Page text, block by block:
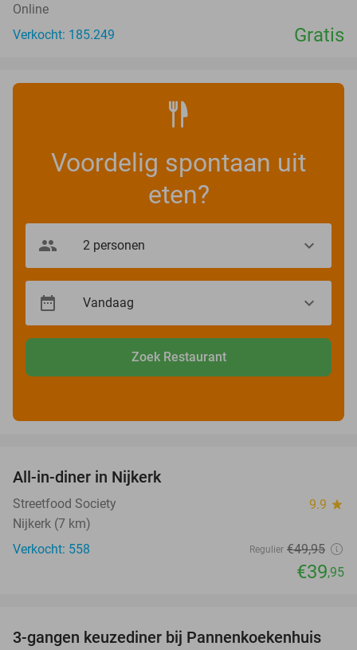
Online
Verkocht: 185.249
Gratis
Voordelig spontaan uit
eten?
Zoek Restaurant
All-in-diner in Nijkerk
Streetfood Society 9.9 star
Nijkerk (7 km)
Verkocht: 558
Regulier €49,95
€39,95
42%
3-gangen keuzediner bij Pannenkoekenhuis